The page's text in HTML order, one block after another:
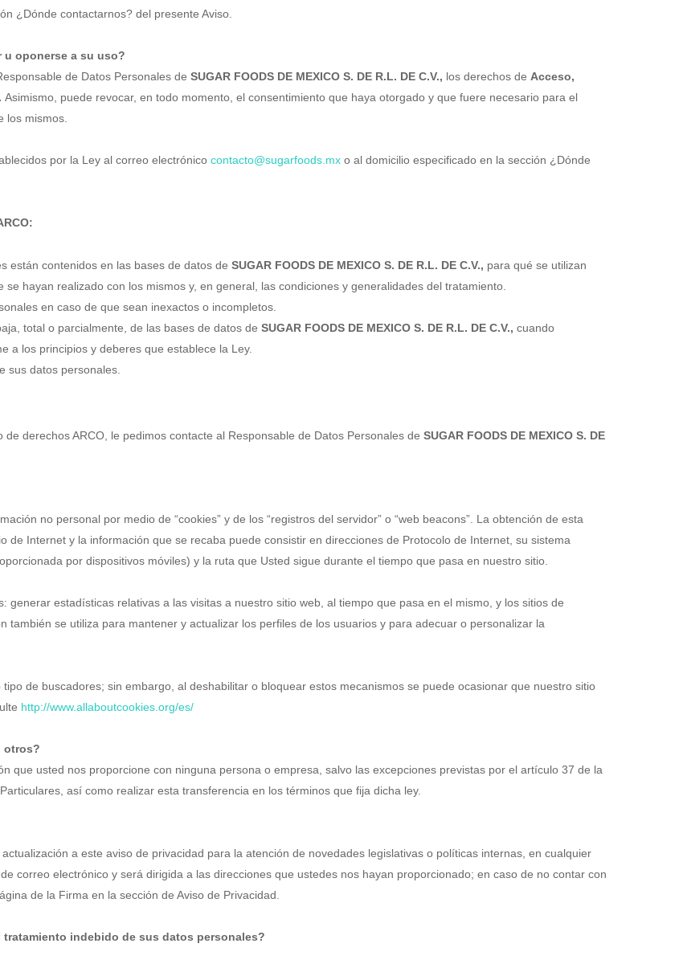
¿Dónde contactarnos? del presente Aviso.
u oponerse a su uso?
de Datos Personales de SUGAR FOODS DE MEXICO S. DE R.L. DE C.V., los derechos de Acceso,
Asimismo, puede revocar, en todo momento, el consentimiento que haya otorgado y que fuere necesario para el
los mismos.
por la Ley al correo electrónico contacto@sugarfoods.mx o al domicilio especificado en la sección ¿Dónde
están contenidos en las bases de datos de SUGAR FOODS DE MEXICO S. DE R.L. DE C.V., para qué se utilizan
hayan realizado con los mismos y, en general, las condiciones y generalidades del tratamiento.
en caso de que sean inexactos o incompletos.
total o parcialmente, de las bases de datos de SUGAR FOODS DE MEXICO S. DE R.L. DE C.V., cuando
a los principios y deberes que establece la Ley.
sus datos personales.
derechos ARCO, le pedimos contacte al Responsable de Datos Personales de SUGAR FOODS DE MEXICO S. DE
no personal por medio de “cookies” y de los “registros del servidor” o “web beacons”. La obtención de esta
de Internet y la información que se recaba puede consistir en direcciones de Protocolo de Internet, su sistema
por dispositivos móviles) y la ruta que Usted sigue durante el tiempo que pasa en nuestro sitio.
generar estadísticas relativas a las visitas a nuestro sitio web, al tiempo que pasa en el mismo, y los sitios de
se utiliza para mantener y actualizar los perfiles de los usuarios y para adecuar o personalizar la
de buscadores; sin embargo, al deshabilitar o bloquear estos mecanismos se puede ocasionar que nuestro sitio
http://www.allaboutcookies.org/es/
otros?
que usted nos proporcione con ninguna persona o empresa, salvo las excepciones previstas por el artículo 37 de la
así como realizar esta transferencia en los términos que fija dicha ley.
a este aviso de privacidad para la atención de novedades legislativas o políticas internas, en cualquier
correo electrónico y será dirigida a las direcciones que ustedes nos hayan proporcionado; en caso de no contar con
de la Firma en la sección de Aviso de Privacidad.
indebido de sus datos personales?